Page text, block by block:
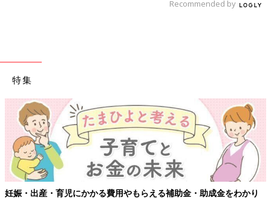
Recommended by
特集
妊娠・出産・育児にかかる費用やもらえる補助金・助成金をわかり